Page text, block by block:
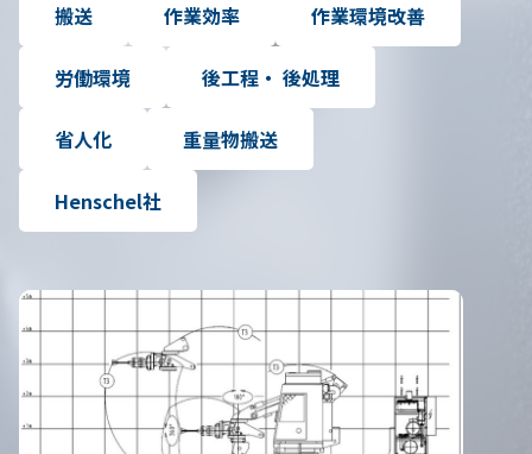
搬送 作業効率 作業環境改善
労働環境 後工程・ 後処理
省人化 重量物搬送
Henschel社